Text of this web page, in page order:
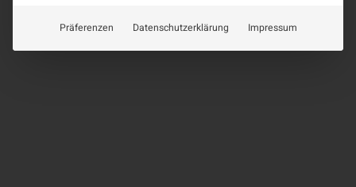
Präferenzen Datenschutzerklärung Impressum